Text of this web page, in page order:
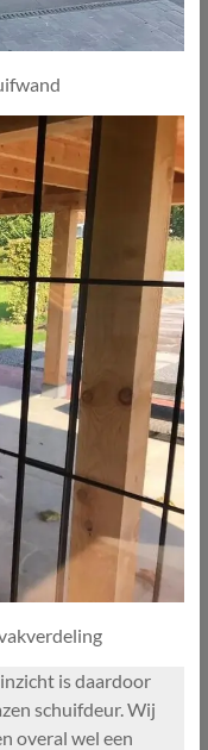
is daardoor
schuifdeur. Wij
overal wel een